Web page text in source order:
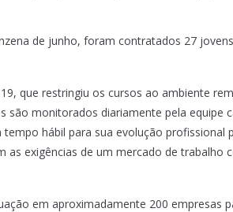
de junho, foram contratados 27
que restringiu os cursos ao ambiente
são monitorados diariamente pela
hábil para sua evolução
exigências de um mercado de
em aproximadamente 200 empresas